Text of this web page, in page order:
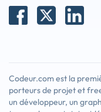
Codeur.com est la
porteurs de projet et
un développeur, un